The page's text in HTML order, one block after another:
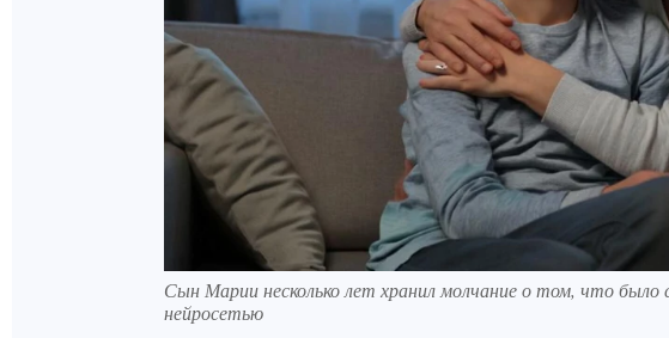
Сын Марии несколько лет хранил молчание о том, что было
нейросетью